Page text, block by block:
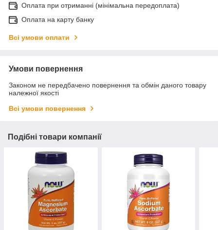
Оплата при отриманні (мінімальна передоплата)
Оплата на карту банку
Всі умови оплати
Умови повернення
Законом не передбачено повернення та обмін даного товару
належної якості
Всі умови повернення
Подібні товари компанії